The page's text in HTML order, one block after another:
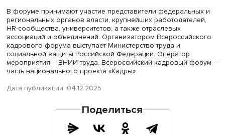
В заключение дискуссии выступил президент РСПП
Шохин.
«Нужно постоянно заниматься повышением
как действующего трудового потенциала работников,
добиваться бесшовного перехода выпускников из
рынок труда. Нынешний этап внедрения форм
цифровизацию цепочек поставок, добавленной
Это требует развития цифровых платформ и выработки
соответствующих полезных решений. Кроме того,